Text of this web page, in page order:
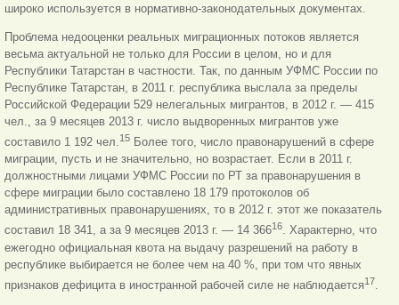
широко используется в нормативно-законодательных документах.
Проблема недооценки реальных миграционных потоков является
весьма актуальной не только для России в целом, но и для
Республики Татарстан в частности. Так, по данным УФМС России по
Республике Татарстан, в 2011 г. республика выслала за пределы
Российской Федерации 529 нелегальных мигрантов, в 2012 г. — 415
чел., за 9 месяцев 2013 г. число выдворенных мигрантов уже
составило 1 192 чел.15 Более того, число правонарушений в сфере
миграции, пусть и не значительно, но возрастает. Если в 2011 г.
должностными лицами УФМС России по РТ за правонарушения в
сфере миграции было составлено 18 179 протоколов об
административных правонарушениях, то в 2012 г. этот же показатель
составил 18 341, а за 9 месяцев 2013 г. — 14 36616. Характерно, что
ежегодно официальная квота на выдачу разрешений на работу в
республике выбирается не более чем на 40 %, при том что явных
признаков дефицита в иностранной рабочей силе не наблюдается17